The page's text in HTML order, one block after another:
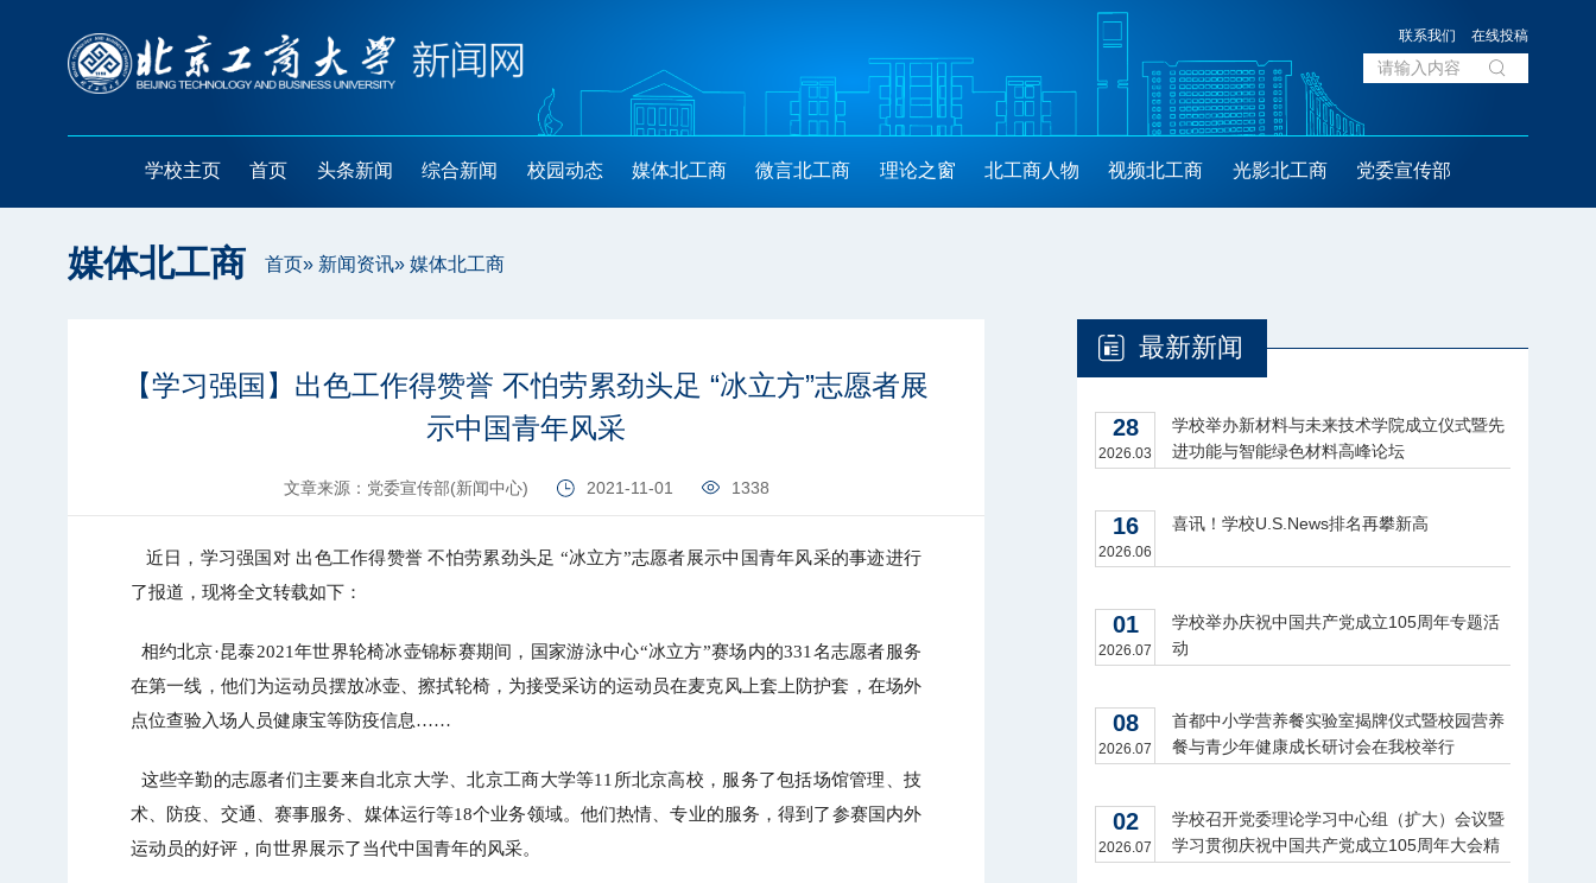
在线投稿
联系我们
学校主页 首页 头条新闻 综合新闻 校园动态 媒体北工商 微言北工商 理论之窗 北工商人物 视频北工商 光影北工商 党委宣传部
媒体北工商 首页» 新闻资讯» 媒体北工商
【学习强国】出色工作得赞誉 不怕劳累劲头足 “冰立方”志愿者展
示中国青年风采
文章来源：党委宣传部(新闻中心) 2021-11-01 1338
近日，学习强国对 出色工作得赞誉 不怕劳累劲头足 “冰立方”志愿者展示中国青年风采的事迹进行
了报道，现将全文转载如下：
相约北京·昆泰2021年世界轮椅冰壶锦标赛期间，国家游泳中心“冰立方”赛场内的331名志愿者服务
在第一线，他们为运动员摆放冰壶、擦拭轮椅，为接受采访的运动员在麦克风上套上防护套，在场外
点位查验入场人员健康宝等防疫信息……
这些辛勤的志愿者们主要来自北京大学、北京工商大学等11所北京高校，服务了包括场馆管理、技
术、防疫、交通、赛事服务、媒体运行等18个业务领域。他们热情、专业的服务，得到了参赛国内外
运动员的好评，向世界展示了当代中国青年的风采。
最新新闻
28
2026.03
学校举办新材料与未来技术学院成立仪式暨先
进功能与智能绿色材料高峰论坛
16
2026.06
喜讯！学校U.S.News排名再攀新高
01
2026.07
学校举办庆祝中国共产党成立105周年专题活
动
08
2026.07
首都中小学营养餐实验室揭牌仪式暨校园营养
餐与青少年健康成长研讨会在我校举行
02
2026.07
学校召开党委理论学习中心组（扩大）会议暨
学习贯彻庆祝中国共产党成立105周年大会精